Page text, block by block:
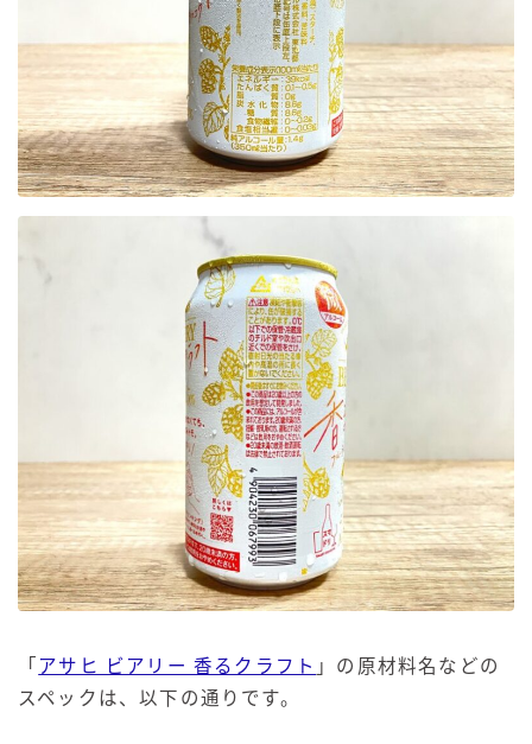
「 アサヒ ビアリー 香るクラフト 」の原材料名などの
スペックは、以下の通りです。